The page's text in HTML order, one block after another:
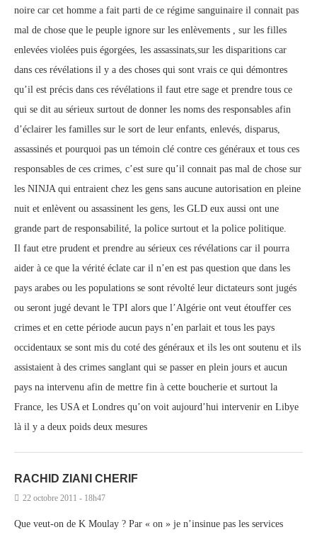
noire car cet homme a fait parti de ce régime sanguinaire il connait pas
mal de chose que le peuple ignore sur les enlèvements , sur les filles
enlevées violées puis égorgées, les assassinats,sur les disparitions car
dans ces révélations il y a des choses qui sont vrais ce qui démontres
qu’il est précis dans ces révélations il faut etre sage et prendre tous ce
qui se dit au sérieux surtout de donner les noms des responsables afin
d’éclairer les familles sur le sort de leur enfants, enlevés, disparus,
assassinés et pourquoi pas un témoin clé contre ces généraux et tous ces
responsables de ces crimes, c’est sure qu’il connait pas mal de chose sur
les NINJA qui entraient chez les gens sans aucune autorisation en pleine
nuit et enlèvent ou assassinent les gens, les GLD eux aussi ont une
grande part de responsabilité, la police surtout et la police politique.
Il faut etre prudent et prendre au sérieux ces révélations car il pourra
aider à ce que la vérité éclate car il n’en est pas question que dans les
pays arabes ou les populations se sont révolté leur dictateurs sont jugés
ou seront jugé devant le TPI alors que l’Algérie ont veut étouffer ces
crimes et en cette période aucun pays n’en parlait et tous les pays
occidentaux se sont mis du coté des généraux et ils les ont soutenu et ils
assistaient à des crimes sanglant qui se passer en plein jours et aucun
pays na intervenu afin de mettre fin à cette boucherie et surtout la
France, les USA et Londres qu’on voit aujourd’hui intervenir en Libye
là il y a deux poids deux mesures
RACHID ZIANI CHERIF
22 octobre 2011 - 18h47
Que veut-on de K Moulay ? Par « on » je n’insinue pas les services